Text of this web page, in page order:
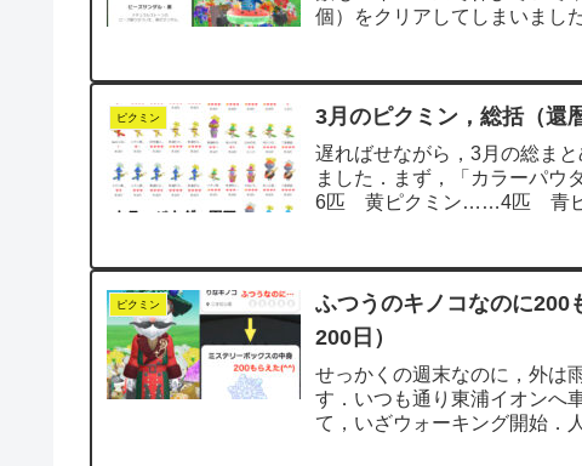
個）をクリアしてしまいまし
ピクミン 3月のピクミン，総括（還
遅ればせながら，3月の総ま
ました．まず，「カラーパ
6匹 黄ピクミン……4匹 青
ピクミン
ふつうのキノコなのに200
200日）
せっかくの週末なのに，外は
す．いつも通り東浦イオンへ
て，いざウォーキング開始．